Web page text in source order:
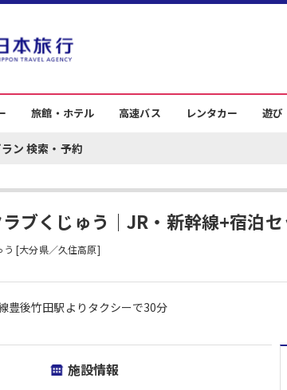
旅館・ホテル 高速バス レンタカー 遊び
ン 検索・予約
ブくじゅう｜JR・新幹線+宿泊
[大分県／久住高原]
豊後竹田駅よりタクシーで30分
施設情報